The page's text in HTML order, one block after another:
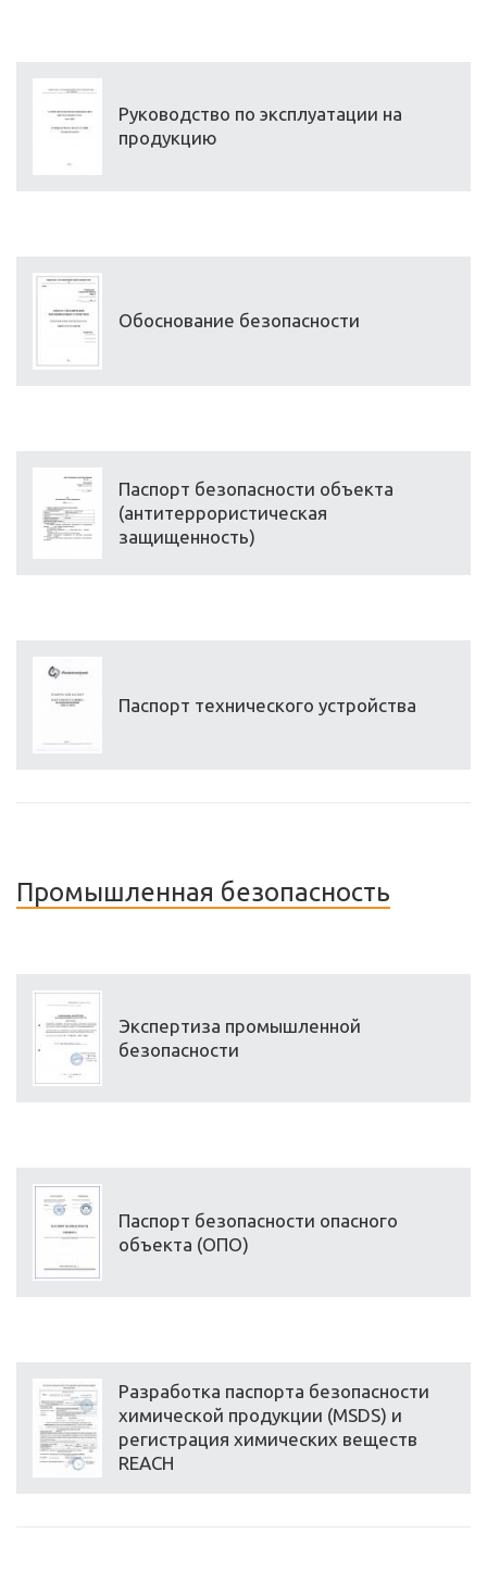
Руководство по эксплуатации на
продукцию
Обоснование безопасности
Паспорт безопасности объекта
(антитеррористическая
защищенность)
Паспорт технического устройства
Промышленная безопасность
Экспертиза промышленной
безопасности
Паспорт безопасности опасного
объекта (ОПО)
Разработка паспорта безопасности
химической продукции (MSDS) и
регистрация химических веществ
REACH